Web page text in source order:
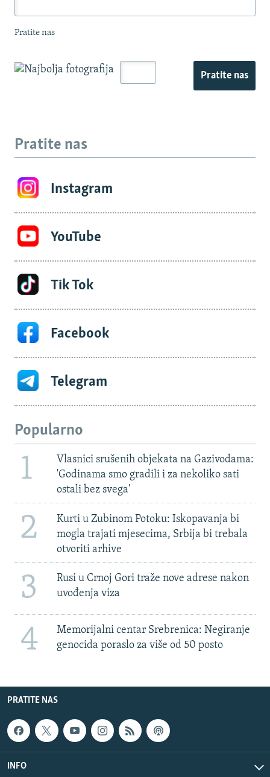
Pratite nas
Pratite nas
Pratite nas
Instagram
YouTube
Tik Tok
Facebook
Telegram
Popularno
1
Vlasnici srušenih objekata na Gazivodama:
'Godinama smo gradili i za nekoliko sati
ostali bez svega'
2
Kurti u Zubinom Potoku: Iskopavanja bi
mogla trajati mjesecima, Srbija bi trebala
otvoriti arhive
3
Rusi u Crnoj Gori traže nove adrese nakon
uvođenja viza
4
Memorijalni centar Srebrenica: Negiranje
genocida poraslo za više od 50 posto
PRATITE NAS
INFO